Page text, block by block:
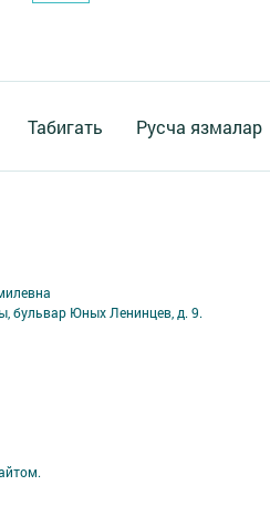
Табигать Русча язмалар
бульвар Юных Ленинцев, д. 9.